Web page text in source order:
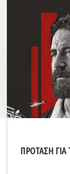
ΠΡΟΤΑΣΗ ΓΙΑ